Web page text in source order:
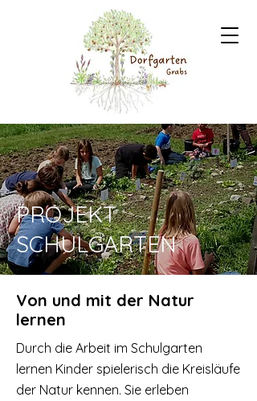
PROJEKT
SCHULGARTEN
Von und mit der Natur
lernen
Durch die Arbeit im Schulgarten
lernen Kinder spielerisch die Kreisläufe
der Natur kennen. Sie erleben